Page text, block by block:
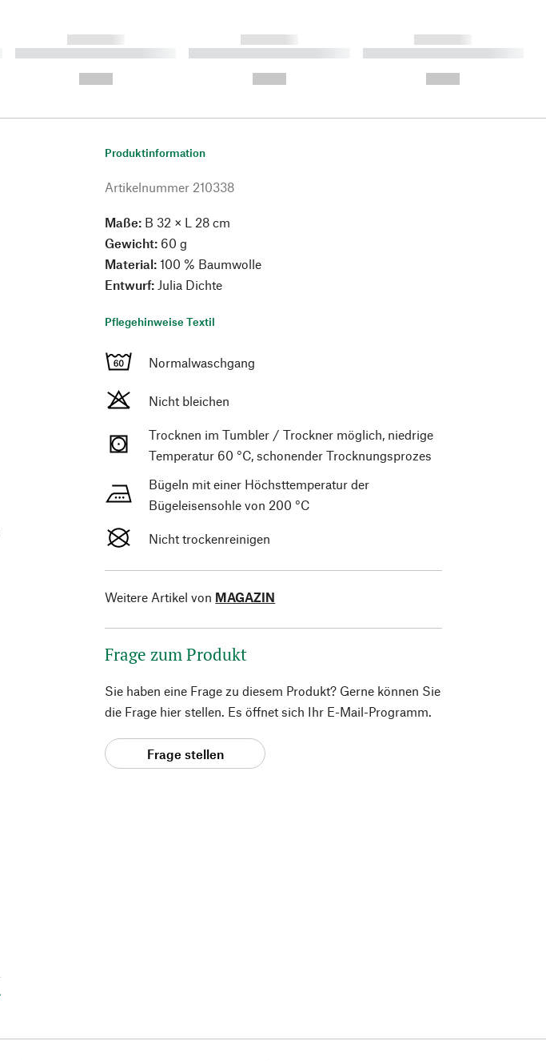
------------
----------- ----------- ----------
------------
----------- ----------- ----------
------------
----------- ----------- ----------
Produktinformation
Artikelnummer 210338
Maße: B 32 × L 28 cm
Gewicht: 60 g
Material:100 % Baumwolle
Entwurf: Julia Dichte
Pflegehinweise Textil
Normalwaschgang
Nicht bleichen
Trocknen im Tumbler / Trockner möglich, niedrige
Temperatur 60 °C, schonender Trocknungsprozes
Bügeln mit einer Höchsttemperatur der
Bügeleisensohle von 200 °C
Nicht trockenreinigen
Weitere Artikel von MAGAZIN
Frage zum Produkt
Sie haben eine Frage zu diesem Produkt? Gerne können Sie
die Frage hier stellen. Es öffnet sich Ihr E-Mail-Programm.
Frage stellen